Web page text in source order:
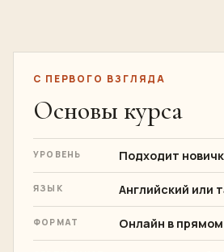
С ПЕРВОГО ВЗГЛЯДА
Основы курса
УРОВЕНЬ Подходит
ЯЗЫК Английский или
ФОРМАТ Онлайн в